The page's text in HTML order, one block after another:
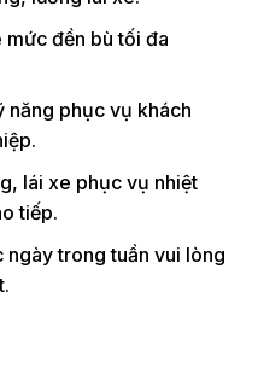
mức đền bù tối đa
năng phục vụ khách
lái xe phục vụ nhiệt
tiếp.
ngày trong tuần vui lòng